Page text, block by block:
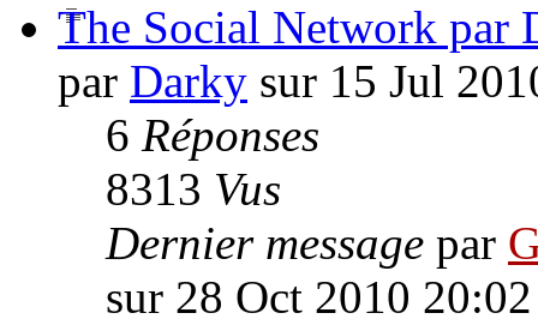
The Social Network par
par Darky sur 15 Jul
6 Réponses
8313 Vus
Dernier message par
sur 28 Oct 2010 20:02